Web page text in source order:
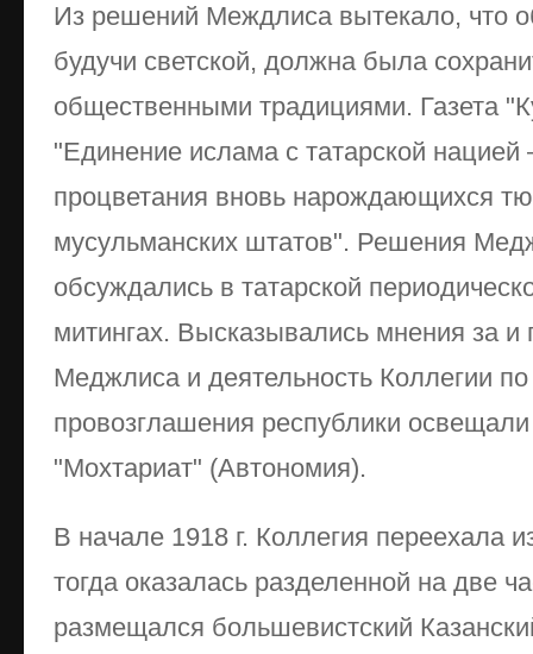
Из решений Междлиса вытекало, что
будучи светской, должна была
общественными традициями. Газета
"Единение ислама с татарской
процветания вновь нарождающихся
мусульманских штатов". Решения
обсуждались в татарской
митингах. Высказывались мнения за
Меджлиса и деятельность Коллегии по
провозглашения республики
"Мохтариат" (Автономия).
В начале 1918 г. Коллегия переехала
тогда оказалась разделенной на две
размещался большевистский